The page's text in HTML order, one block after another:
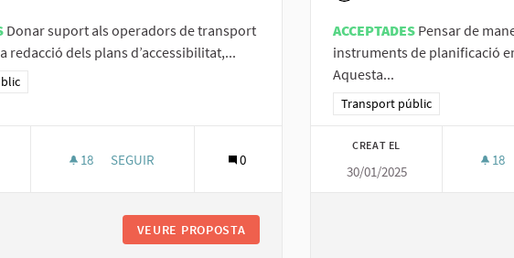
Donar suport als operadors de transport
redacció dels plans d’accessibilitat,...
per la categoria: Transport públic
18 18 SEGUIDORES
SEGUIR
DONAR SUPORT ALS OPERADORS DE TRANSPORT PÚBLIC PER A LA
0
VEURE PROPOSTA DONAR SUPORT ALS OPERADORS DE
ACCEPTADES Pensar de
instruments de planificació
Aquesta...
Resultats al filtrar per la
Transport públic
CREAT EL
30/01/2025
18